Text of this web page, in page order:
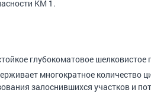
КМ 1.
глубокоматовое шелковистое
многократное количество
залоснившихся участков и